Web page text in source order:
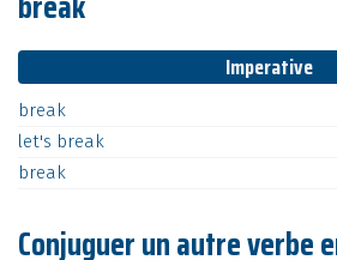
Imperative
break
let's break
break
Conjuguer un autre verbe